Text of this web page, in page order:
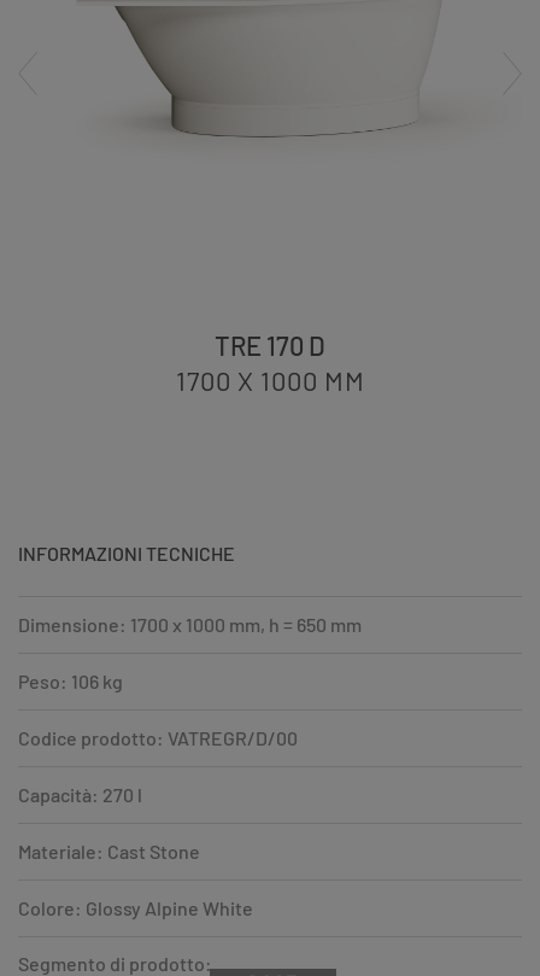
TRE 170 D
1700 X 1000 MM
INFORMAZIONI TECNICHE
Dimensione: 1700 x 1000 mm, h = 650 mm
Peso: 106 kg
Codice prodotto: VATREGR/D/00
Capacità: 270 l
Materiale: Cast Stone
Colore: Glossy Alpine White
Segmento di prodotto: